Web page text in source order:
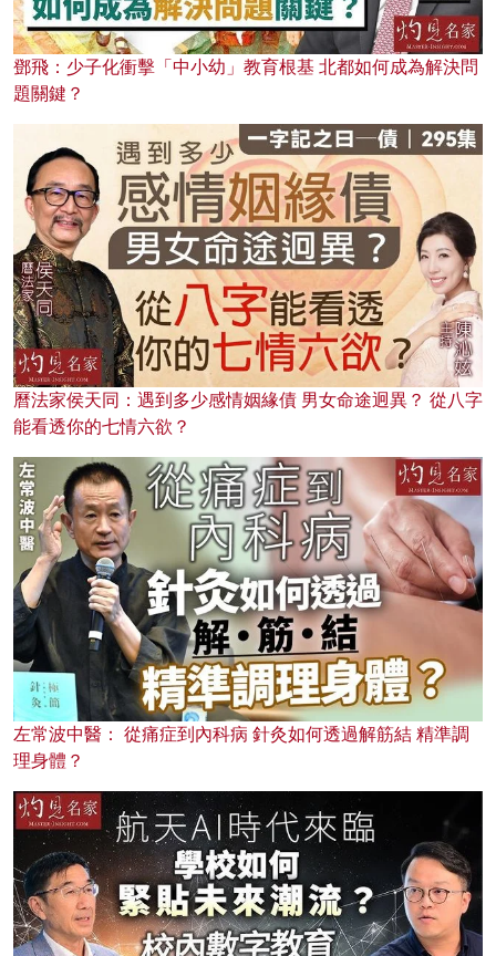
鄧飛：少子化衝擊「中小幼」教育根基 北都如何成為解決問
題關鍵？
曆法家侯天同：遇到多少感情姻緣債 男女命途迥異？ 從八字
能看透你的七情六欲？
左常波中醫： 從痛症到內科病 針灸如何透過解筋結 精準調
理身體？